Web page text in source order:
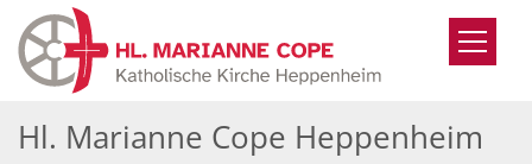
Zum Inhalt springen
Hl. Marianne Cope Heppenheim